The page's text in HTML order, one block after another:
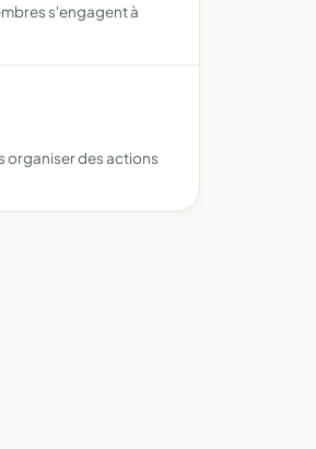
s'engagent à
organiser des actions